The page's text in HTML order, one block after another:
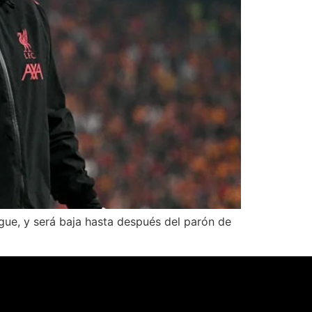
y será baja hasta después del parón de